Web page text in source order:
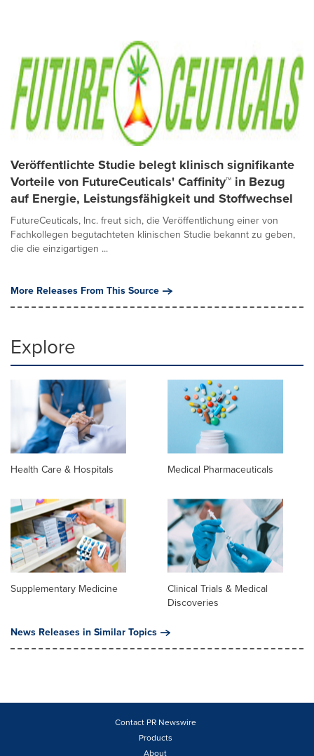
Veröffentlichte Studie belegt klinisch signifikante
Vorteile von FutureCeuticals' Caffinity™ in Bezug
auf Energie, Leistungsfähigkeit und Stoffwechsel
FutureCeuticals, Inc. freut sich, die Veröffentlichung einer von
Fachkollegen begutachteten klinischen Studie bekannt zu geben,
die die einzigartigen ...
More Releases From This Source
Explore
Health Care & Hospitals Medical Pharmaceuticals
Supplementary Medicine
Clinical Trials & Medical
Discoveries
News Releases in Similar Topics
Contact PR Newswire
Products
About